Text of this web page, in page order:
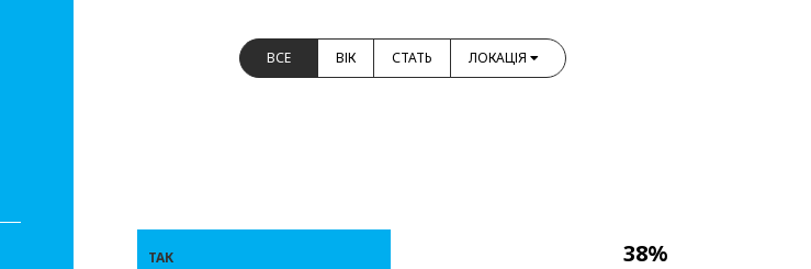
ВСЕ ВІК СТАТЬ ЛОКАЦІЯ
38%
ТАК